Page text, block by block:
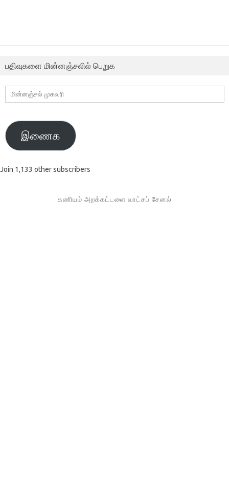
பதிவுகளை மின்னஞ்சலில் பெறுக
மின்னஞ்சல்
முகவரி
இணைக
Join 1,133 other subscribers
கணியம் அறக்கட்டளை வாட்சப் சேனல்